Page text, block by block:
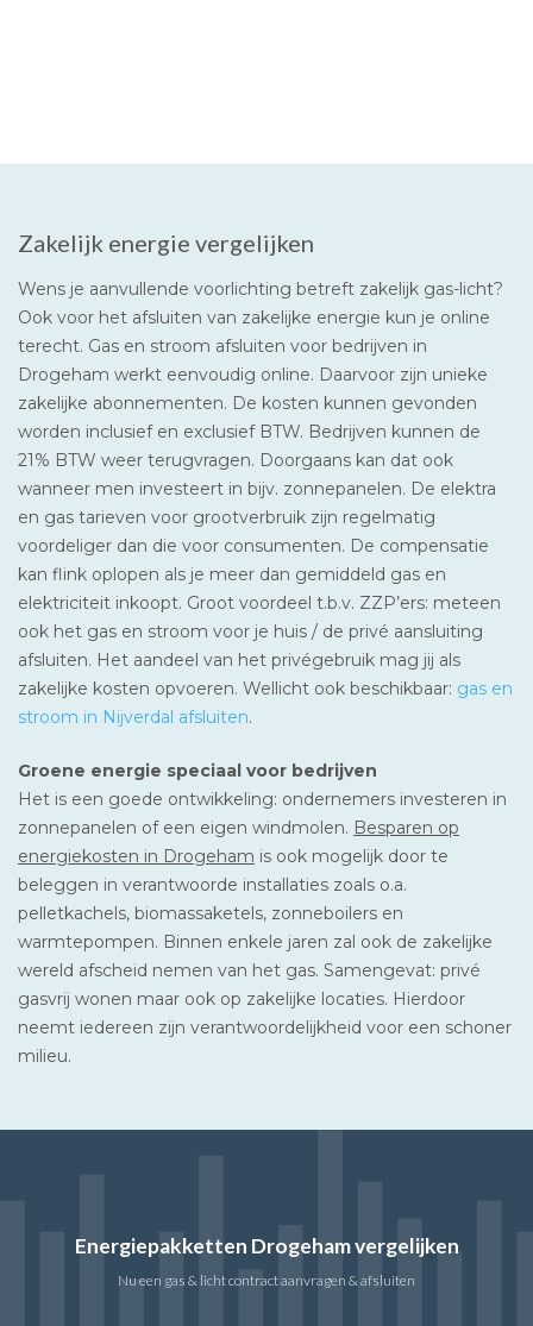
Zakelijk energie vergelijken
Wens je aanvullende voorlichting betreft zakelijk gas-licht?
Ook voor het afsluiten van zakelijke energie kun je online
terecht. Gas en stroom afsluiten voor bedrijven in
Drogeham werkt eenvoudig online. Daarvoor zijn unieke
zakelijke abonnementen. De kosten kunnen gevonden
worden inclusief en exclusief BTW. Bedrijven kunnen de
21% BTW weer terugvragen. Doorgaans kan dat ook
wanneer men investeert in bijv. zonnepanelen. De elektra
en gas tarieven voor grootverbruik zijn regelmatig
voordeliger dan die voor consumenten. De compensatie
kan flink oplopen als je meer dan gemiddeld gas en
elektriciteit inkoopt. Groot voordeel t.b.v. ZZP’ers: meteen
ook het gas en stroom voor je huis / de privé aansluiting
afsluiten. Het aandeel van het privégebruik mag jij als
zakelijke kosten opvoeren. Wellicht ook beschikbaar: gas en
stroom in Nijverdal afsluiten.
Groene energie speciaal voor bedrijven
Het is een goede ontwikkeling: ondernemers investeren in
zonnepanelen of een eigen windmolen. Besparen op
energiekosten in Drogeham is ook mogelijk door te
beleggen in verantwoorde installaties zoals o.a.
pelletkachels, biomassaketels, zonneboilers en
warmtepompen. Binnen enkele jaren zal ook de zakelijke
wereld afscheid nemen van het gas. Samengevat: privé
gasvrij wonen maar ook op zakelijke locaties. Hierdoor
neemt iedereen zijn verantwoordelijkheid voor een schoner
milieu.
Energiepakketten Drogeham vergelijken
Nu een gas & licht contract aanvragen & afsluiten